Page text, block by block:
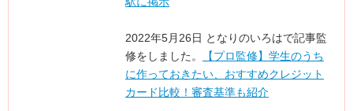
2022年5月26日 となりのいろはで記事監
修をしました。
【プロ監修】学生のうち
に作っておきたい、おすすめクレジット
カード比較！審査基準も紹介